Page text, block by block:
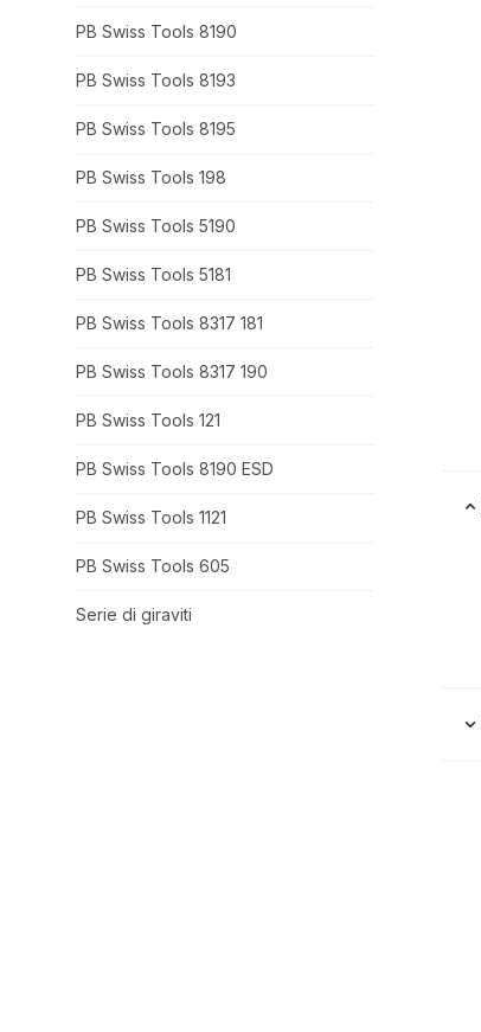
PB Swiss Tools 8190
PB Swiss Tools 8193
PB Swiss Tools 8195
PB Swiss Tools 198
PB Swiss Tools 5190
PB Swiss Tools 5181
PB Swiss Tools 8317 181
PB Swiss Tools 8317 190
PB Swiss Tools 121
PB Swiss Tools 8190 ESD
PB Swiss Tools 1121
PB Swiss Tools 605
Serie di giraviti